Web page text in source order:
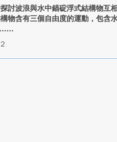
討波浪與水中錨碇浮式結構物互
物含有三個自由度的運動，包含